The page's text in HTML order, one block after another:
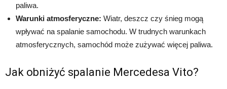
paliwa.
Warunki atmosferyczne: Wiatr, deszcz czy śnieg mogą
wpływać na spalanie samochodu. W trudnych warunkach
atmosferycznych, samochód może zużywać więcej paliwa.
Jak obniżyć spalanie Mercedesa Vito?